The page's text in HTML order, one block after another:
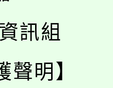
訊組
聲明】